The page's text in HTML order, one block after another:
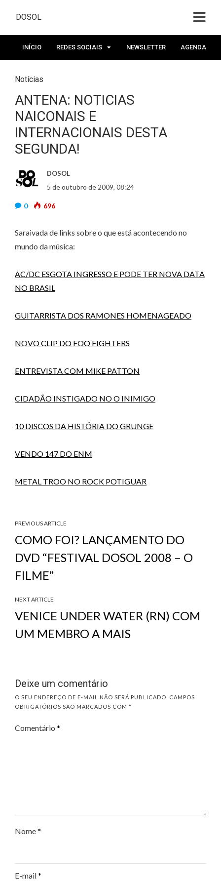
DOSOL
INÍCIO REDES SOCIAIS NEWSLETTER AGENDA
Notícias
ANTENA: NOTICIAS
NAICONAIS E
INTERNACIONAIS DESTA
SEGUNDA!
DOSOL
5 de outubro de 2009, 08:24
0 696
Saraivada de links sobre o que está acontecendo no
mundo da música:
AC/DC ESGOTA INGRESSO E PODE TER NOVA DATA
NO BRASIL
GUITARRISTA DOS RAMONES HOMENAGEADO
NOVO CLIP DO FOO FIGHTERS
ENTREVISTA COM MIKE PATTON
CIDADÃO INSTIGADO NO O INIMIGO
10 DISCOS DA HISTÓRIA DO GRUNGE
VENDO 147 DO ENM
METAL TROO NO ROCK POTIGUAR
PREVIOUS ARTICLE
COMO FOI? LANÇAMENTO DO
DVD “FESTIVAL DOSOL 2008 – O
FILME”
NEXT ARTICLE
VENICE UNDER WATER (RN) COM
UM MEMBRO A MAIS
Deixe um comentário
O SEU ENDEREÇO DE E-MAIL NÃO SERÁ PUBLICADO.
CAMPOS
OBRIGATÓRIOS SÃO MARCADOS COM *
Comentário *
Nome*
E-mail*